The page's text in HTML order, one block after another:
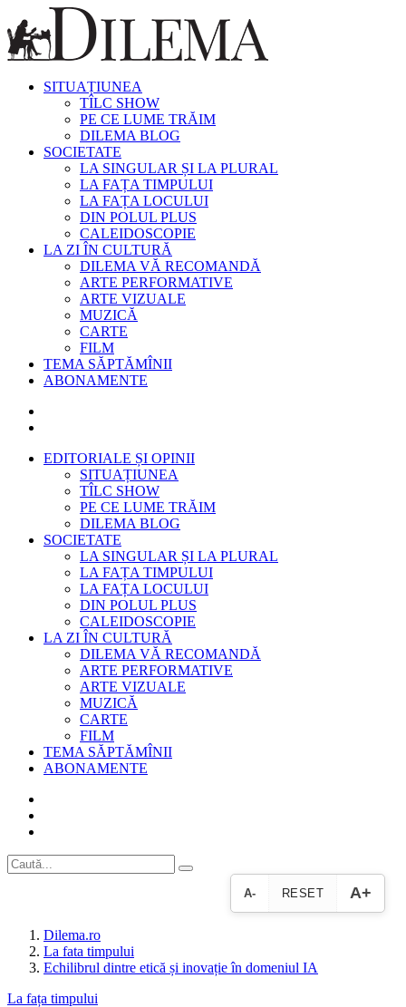
SITUAȚIUNEA
TÎLC SHOW
PE CE LUME TRĂIM
DILEMA BLOG
SOCIETATE
LA SINGULAR ȘI LA PLURAL
LA FAȚA TIMPULUI
LA FAȚA LOCULUI
DIN POLUL PLUS
CALEIDOSCOPIE
LA ZI ÎN CULTURĂ
DILEMA VĂ RECOMANDĂ
ARTE PERFORMATIVE
ARTE VIZUALE
MUZICĂ
CARTE
FILM
TEMA SĂPTĂMÎNII
ABONAMENTE
EDITORIALE ȘI OPINII
SITUAȚIUNEA
TÎLC SHOW
PE CE LUME TRĂIM
DILEMA BLOG
SOCIETATE
LA SINGULAR ȘI LA PLURAL
LA FAȚA TIMPULUI
LA FAȚA LOCULUI
DIN POLUL PLUS
CALEIDOSCOPIE
LA ZI ÎN CULTURĂ
DILEMA VĂ RECOMANDĂ
ARTE PERFORMATIVE
ARTE VIZUALE
MUZICĂ
CARTE
FILM
TEMA SĂPTĂMÎNII
ABONAMENTE
A- RESET A+
Dilema.ro
La fata timpului
Echilibrul dintre etică și inovație în domeniul IA
La fața timpului